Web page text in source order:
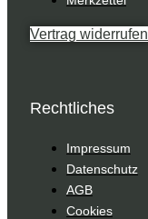
Vertrag widerrufen
Rechtliches
Impressum
Datenschutz
AGB
Cookies